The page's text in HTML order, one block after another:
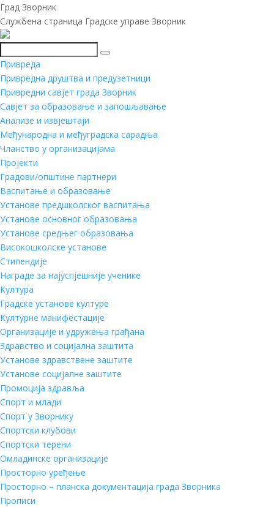
Град Зворник
Службена страница Градске управе Зворник
Претражи
Привреда
Привредна друштва и предузетници
Привредни савјет града Зворник
Савјет за образовање и запошљавање
Анализе и извјештаји
Међународна и међуградска сарадња
Чланство у организацијама
Пројекти
Градови/општине партнери
Васпитање и образовање
Установе предшколског васпитања
Установе основног образовања
Установе средњег образовања
Високошколске установе
Стипендије
Награде за најуспјешније ученике
Култура
Градске установе културе
Културне манифестације
Организације и удружења грађана
Здравство и социјална заштита
Установе здравствене заштите
Установе социјалне заштите
Промоција здравља
Спорт и млади
Спорт у Зворнику
Спортски клубови
Спортски терени
Омладинске организације
Просторно уређење
Просторно – планска документација града Зворника
Прописи